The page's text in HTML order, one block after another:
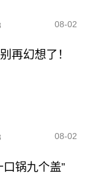
08-02
再幻想了！
08-02
锅九个盖”